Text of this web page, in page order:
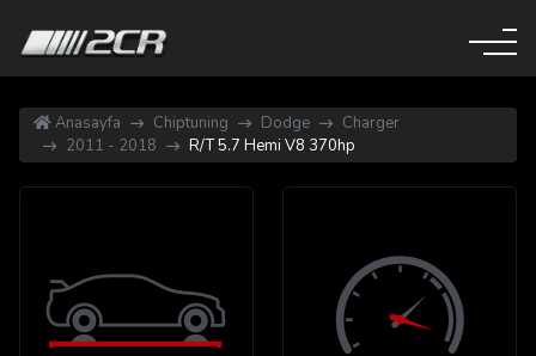
Anasayfa Chiptuning Dodge
Charger
2011 - 2018
R/T 5.7 Hemi V8 370hp